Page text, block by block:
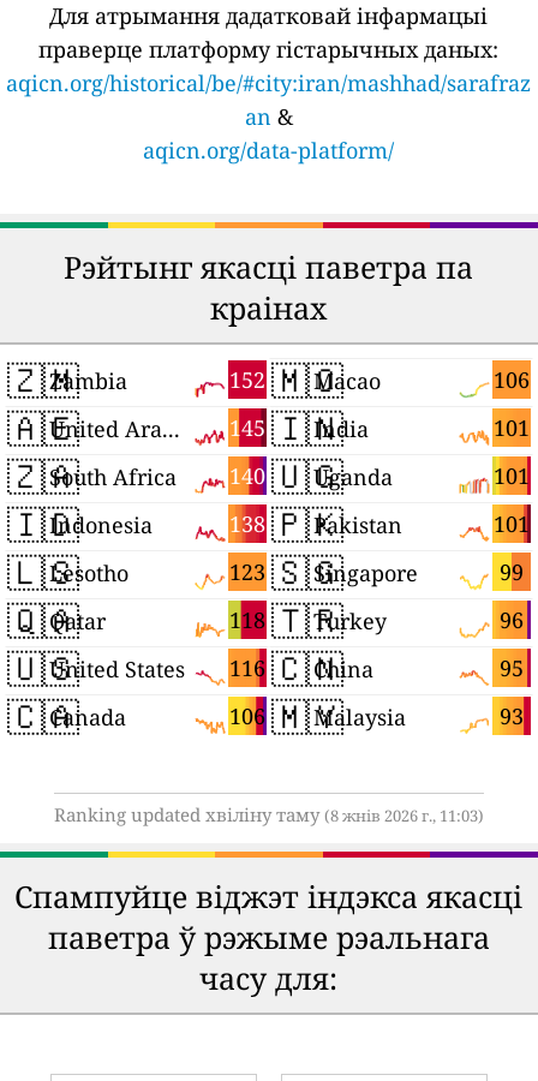
Для атрымання дадатковай інфармацыі
праверце платформу гістарычных даных:
aqicn.org/historical/be/#city:iran/mashhad/sarafraz
an &
aqicn.org/data-platform/
Рэйтынг якасці паветра па
краінах
🇿🇲 152
Zambia
🇦🇪 145
United Arab Emirates
🇿🇦 140
South Africa
🇮🇩 138
Indonesia
🇱🇸 123
Lesotho
🇶🇦 118
Qatar
🇺🇸 116
United States
🇨🇦 106
Canada
🇲🇴 106
Macao
🇮🇳 101
India
🇺🇬 101
Uganda
🇵🇰 101
Pakistan
🇸🇬 99
Singapore
🇹🇷 96
Turkey
🇨🇳 95
China
🇲🇾 93
Malaysia
Ranking updated хвіліну таму(8 жнів 2026 г., 11:03)
Спампуйце віджэт індэкса якасці
паветра ў рэжыме рэальнага
часу для: